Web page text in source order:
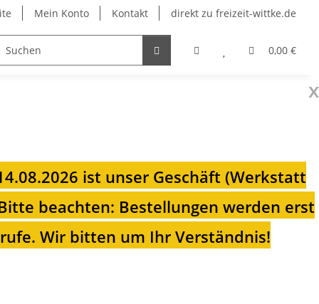
Mein Konto Kontakt direkt zu freizeit-wittke.de
0,00 €
Heizungen für Ihren
x
ist unser Geschäft (Werkstatt
beachten: Bestellungen werden erst
Wir bitten um Ihr Verständnis!